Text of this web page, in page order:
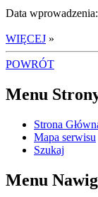
Data wprowadzenia:
WIĘCEJ »
POWRÓT
Menu
Strona
Mapa serwisu
Szukaj
Menu